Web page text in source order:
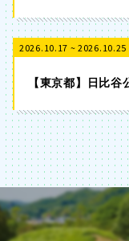
2026.10.17 ~ 2026.10.25
【東京都】日比